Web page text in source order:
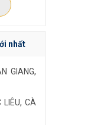
nhất
GIANG,
CÀ